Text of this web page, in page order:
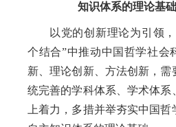
知识体系的理论基础
以党的创新理论为引领
个结合”中推动中国哲学社会
新、理论创新、方法创新，需
统完善的学科体系、学术体系
上着力，多措并举夯实中国哲